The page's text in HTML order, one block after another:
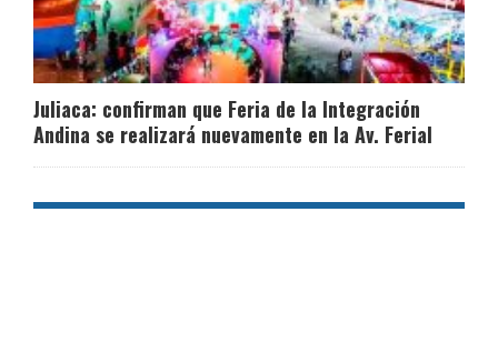
Juliaca: confirman que Feria de la Integración
Andina se realizará nuevamente en la Av. Ferial